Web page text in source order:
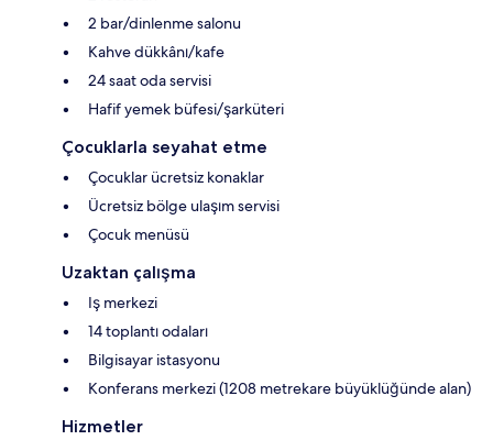
2 bar/dinlenme salonu
Kahve dükkânı/kafe
24 saat oda servisi
Hafif yemek büfesi/şarküteri
Çocuklarla seyahat etme
Çocuklar ücretsiz konaklar
Ücretsiz bölge ulaşım servisi
Çocuk menüsü
Uzaktan çalışma
Iş merkezi
14 toplantı odaları
Bilgisayar istasyonu
Konferans merkezi (1208 metrekare büyüklüğünde alan)
Hizmetler